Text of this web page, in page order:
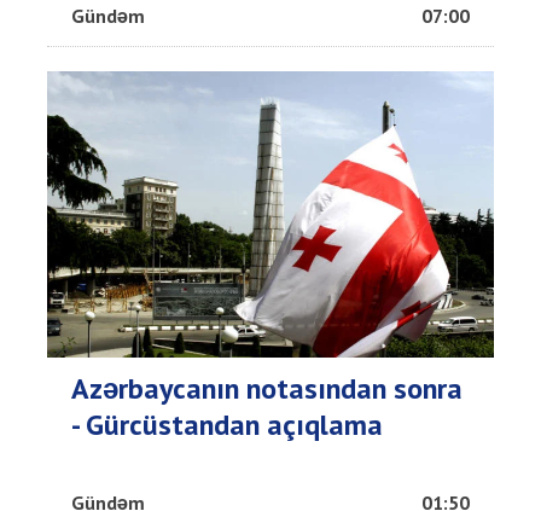
Gündəm 07:00
Azərbaycanın notasından sonra
- Gürcüstandan açıqlama
Gündəm 01:50